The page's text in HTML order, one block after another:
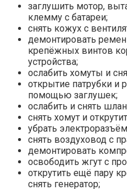
заглушить мотор,
клемму с батареи;
снять кожух с
демонтировать
крепёжных винтов
устройства;
ослабить хомуты и
открытие патрубки и
помощью заглушек;
ослабить и снять
снять хомут и
убрать
снять воздуховод с
демонтировать
освободить жгут с
открутить ещё пару
снять генератор;